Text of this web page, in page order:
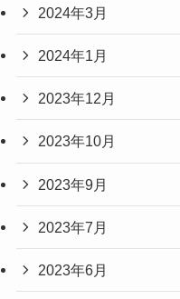
2024年3月
2024年1月
2023年12月
2023年10月
2023年9月
2023年7月
2023年6月